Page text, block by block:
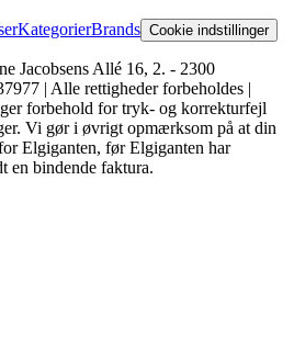
KategorierBrands Cookie indstillinger
Jacobsens Allé 16, 2. - 2300
| Alle rettigheder forbeholdes |
forbehold for tryk- og korrekturfejl
Vi gør i øvrigt opmærksom på at din
Elgiganten, før Elgiganten har
en bindende faktura.